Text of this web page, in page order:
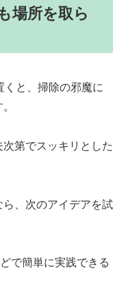
場所を取ら
くと、掃除の邪魔に
第でスッキリとした
、次のアイデアを試
で簡単に実践できる